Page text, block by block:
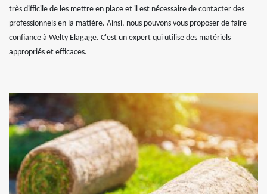
très difficile de les mettre en place et il est nécessaire de contacter des
professionnels en la matière. Ainsi, nous pouvons vous proposer de faire
confiance à Welty Elagage. C'est un expert qui utilise des matériels
appropriés et efficaces.